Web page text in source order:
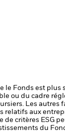
le Fonds est plus
ou du cadre
Les autres
relatifs aux
de critères ESG
du